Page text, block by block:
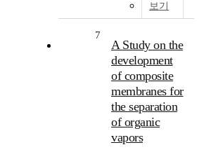
보기
7
A Study on the
development
of composite
membranes for
the separation
of organic
vapors